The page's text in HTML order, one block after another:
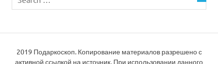
2019 Подаркоскоп. Копирование материалов разрешено с
активной ссылкой на источник. При использовании данного